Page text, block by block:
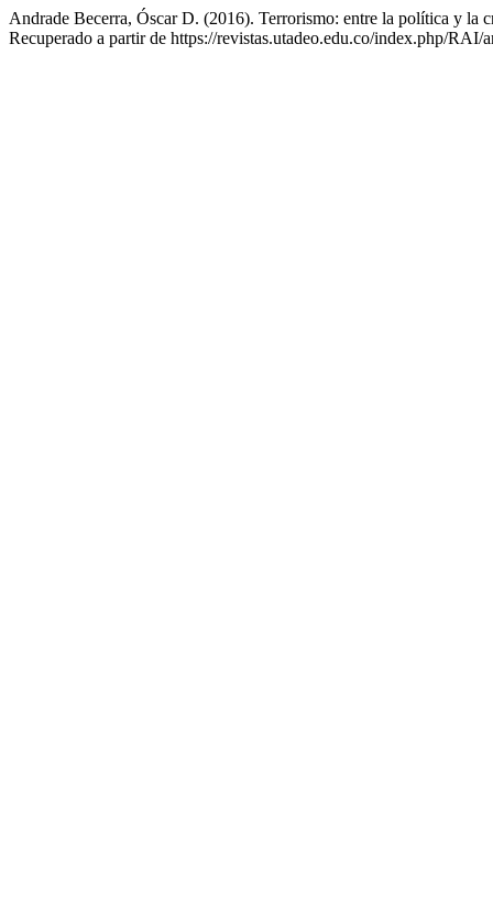
Andrade Becerra, Óscar D. (2016). Terrorismo: entre la política y la
Recuperado a partir de https://revistas.utadeo.edu.co/index.php/RAI/